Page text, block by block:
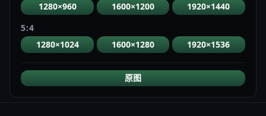
1280×960
1600×1200
1920×1440
5:4
1280×1024
1600×1280 1920×1536
原图